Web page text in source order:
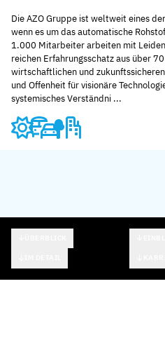
Die AZO Gruppe ist weltweit eines
wenn es um das automatische
1.000 Mitarbeiter arbeiten mit
reichen Erfahrungsschatz aus über
wirtschaftlichen und
und Offenheit für visionäre
systemisches Verständni ...